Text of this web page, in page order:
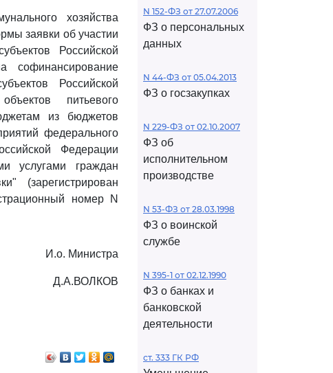
хозяйства
заявки об участии
Российской
софинансирование
Российской
питьевого
из бюджетов
федерального
Федерации
услугами граждан
(зарегистрирован
номер N
И.о. Министра
Д.А.ВОЛКОВ
N 152-ФЗ от 27.07.2006
ФЗ о персональных
данных
N 44-ФЗ от 05.04.2013
ФЗ о госзакупках
N 229-ФЗ от 02.10.2007
ФЗ об
исполнительном
производстве
N 53-ФЗ от 28.03.1998
ФЗ о воинской
службе
N 395-1 от 02.12.1990
ФЗ о банках и
банковской
деятельности
ст. 333 ГК РФ